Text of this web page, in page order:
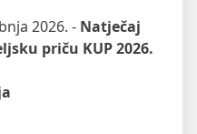
2026. - Natječaj
priču KUP 2026.